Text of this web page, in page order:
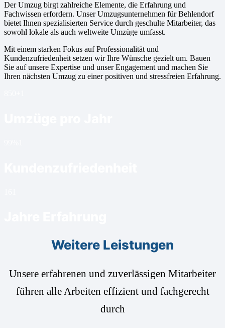
Der Umzug birgt zahlreiche Elemente, die Erfahrung und
Fachwissen erfordern. Unser Umzugsunternehmen für Behlendorf
bietet Ihnen spezialisierten Service durch geschulte Mitarbeiter, das
sowohl lokale als auch weltweite Umzüge umfasst.
Mit einem starken Fokus auf Professionalität und
Kundenzufriedenheit setzen wir Ihre Wünsche gezielt um. Bauen
Sie auf unsere Expertise und unser Engagement und machen Sie
Ihren nächsten Umzug zu einer positiven und stressfreien Erfahrung.
Weitere Leistungen
Unsere erfahrenen und zuverlässigen Mitarbeiter
führen alle Arbeiten effizient und fachgerecht
durch